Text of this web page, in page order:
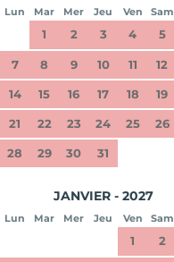
Lun Mar Mer Jeu Ven Sam
1 2 3 4 5
7 8 9 10 11 12
14 15 16 17 18 19
21 22 23 24 25 26
28 29 30 31
JANVIER - 2027
Lun Mar Mer Jeu Ven Sam
1 2